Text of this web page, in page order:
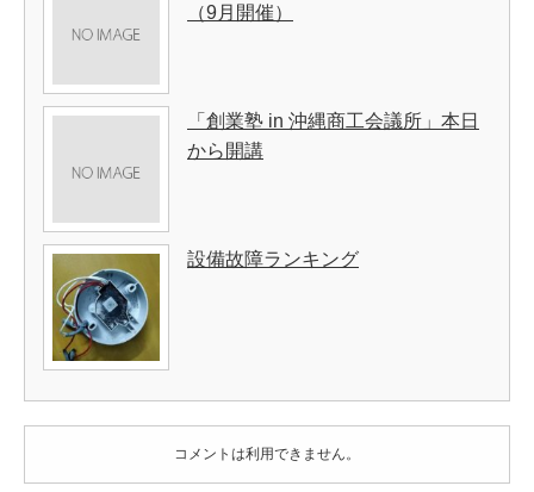
（9月開催）
「創業塾 in 沖縄商工会議所」本日
から開講
設備故障ランキング
コメントは利用できません。